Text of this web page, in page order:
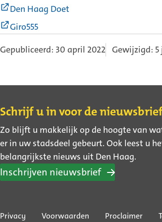
Den Haag Doet
Giro555(Externe
Gepubliceerd: 30 april 2022 Gewijzigd: 5
Contact
Schrijf u in voor de nieuwsbrief
Zo blijft u makkelijk op de hoogte van
er in uw stadsdeel gebeurt. Ook leest u
belangrijkste nieuws uit Den Haag.
Inschrijven nieuwsbrief
Over
Privacy Voorwaarden Proclaimer